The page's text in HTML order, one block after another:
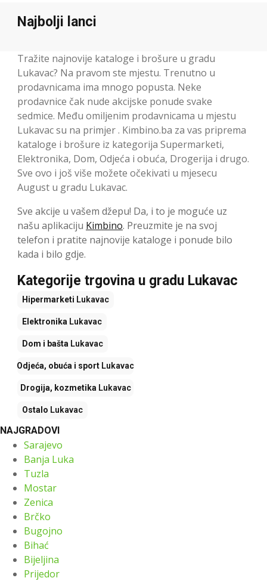
Najbolji lanci
Tražite najnovije kataloge i brošure u gradu
Lukavac? Na pravom ste mjestu. Trenutno u
prodavnicama ima mnogo popusta. Neke
prodavnice čak nude akcijske ponude svake
sedmice. Među omiljenim prodavnicama u mjestu
Lukavac su na primjer . Kimbino.ba za vas priprema
kataloge i brošure iz kategorija Supermarketi,
Elektronika, Dom, Odjeća i obuća, Drogerija i drugo.
Sve ovo i još više možete očekivati u mjesecu
August u gradu Lukavac.
Sve akcije u vašem džepu! Da, i to je moguće uz
našu aplikaciju Kimbino. Preuzmite je na svoj
telefon i pratite najnovije kataloge i ponude bilo
kada i bilo gdje.
Kategorije trgovina u gradu Lukavac
Hipermarketi Lukavac
Elektronika Lukavac
Dom i bašta Lukavac
Odjeća, obuća i sport Lukavac
Drogija, kozmetika Lukavac
Ostalo Lukavac
NAJGRADOVI
Sarajevo
Banja Luka
Tuzla
Mostar
Zenica
Brčko
Bugojno
Bihać
Bijeljina
Prijedor